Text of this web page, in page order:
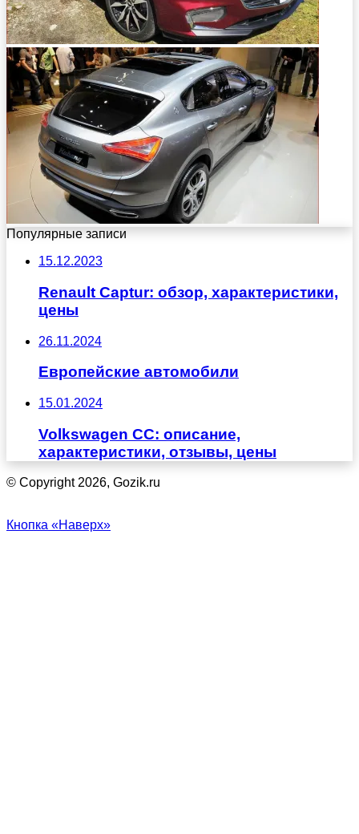
Популярные записи
15.12.2023
Renault Captur: обзор, характеристики,
цены
26.11.2024
Европейские автомобили
15.01.2024
Volkswagen CC: описание,
характеристики, отзывы, цены
© Copyright 2026, Gozik.ru
Кнопка «Наверх»